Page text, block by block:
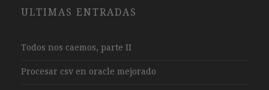
ULTIMAS ENTRADAS
Todos nos caemos, parte II
Procesar csv en oracle mejorado